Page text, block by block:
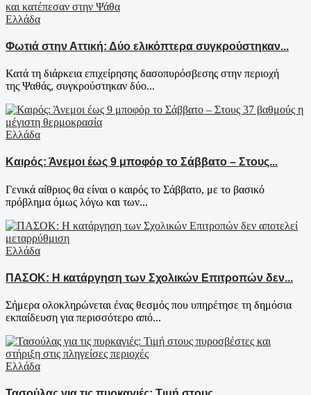
Ελλάδα
Φωτιά στην Αττική: Δύο ελικόπτερα συγκρούστηκαν...
Κατά τη διάρκεια επιχείρησης δασοπυρόσβεσης στην περιοχή
της Ψαθάς, συγκρούστηκαν δύο...
Ελλάδα
Καιρός: Άνεμοι έως 9 μποφόρ το Σάββατο – Στους...
Γενικά αίθριος θα είναι ο καιρός το Σάββατο, με το βασικό
πρόβλημα όμως λόγω και των...
Ελλάδα
ΠΑΣΟΚ: Η κατάργηση των Σχολικών Επιτροπών δεν...
Σήμερα ολοκληρώνεται ένας θεσμός που υπηρέτησε τη δημόσια
εκπαίδευση για περισσότερο από...
Ελλάδα